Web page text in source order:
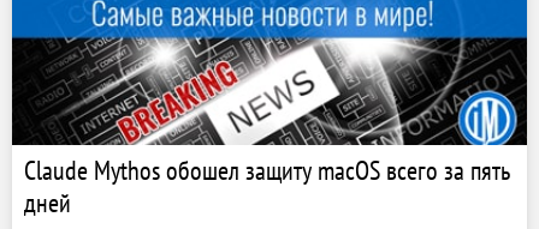
Claude Mythos обошел защиту macOS всего за пять
дней